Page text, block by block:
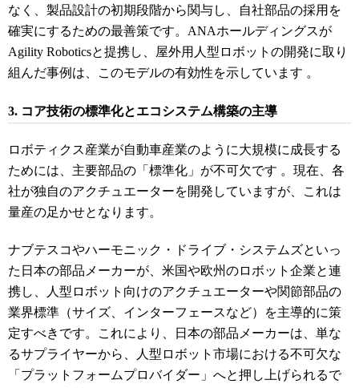
なく、製品設計の初期段階から関与し、自社部品の採用を
確実にするための最善策です。ANAホールディングスが
Agility Roboticsと提携し、屋外用人型ロボットの開発に取り
組んだ事例は、このモデルの有効性を示しています 。
3. コア技術の標準化とエコシステム構築の主導
ロボティクス産業が自動車産業のように大規模に成長する
ためには、主要部品の「標準化」が不可欠です 。現在、各
社が独自のアクチュエーターを開発していますが、これは
量産の足かせとなります。
ナブテスコやハーモニック・ドライブ・システムズといっ
た日本の部品メーカーが、米国や欧州のロボット企業と連
携し、人型ロボット向けのアクチュエーターや関節部品の
業界標準（サイズ、インターフェースなど）を主導的に策
定すべきです。これにより、日本の部品メーカーは、単な
るサプライヤーから、人型ロボット市場における不可欠な
「プラットフォームプロバイダー」へと押し上げられるで